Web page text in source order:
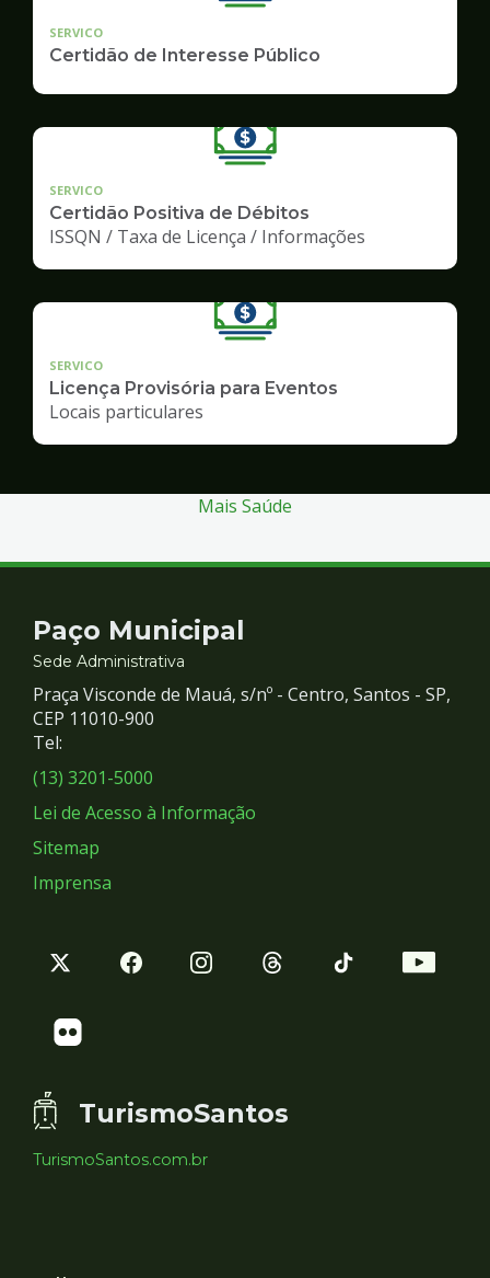
SERVICO
Certidão de Interesse Público
SERVICO
Certidão Positiva de Débitos
ISSQN / Taxa de Licença / Informações
SERVICO
Licença Provisória para Eventos
Locais particulares
Mais Saúde
Contato
e
Redes
Sociais
Paço Municipal
Sede Administrativa
Praça Visconde de Mauá, s/nº - Centro, Santos - SP,
CEP 11010-900
Tel:
(13) 3201-5000
Lei de Acesso à Informação
Sitemap
Imprensa
TurismoSantos
TurismoSantos.com.br